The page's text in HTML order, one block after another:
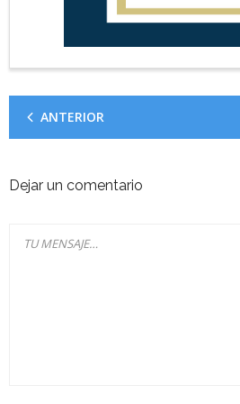
ANTERIOR
Dejar un comentario